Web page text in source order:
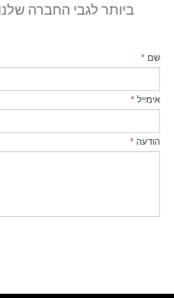
ביותר לגבי החברה
שם *
אימייל *
הודעה *